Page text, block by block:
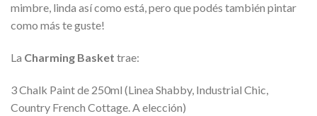
mimbre, linda así como está, pero que podés también pintar
como más te guste!
La Charming Basket trae:
3 Chalk Paint de 250ml (Linea Shabby, Industrial Chic,
Country French Cottage. A elección)